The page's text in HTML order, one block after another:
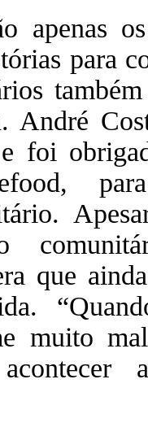
apenas
para
André
foi
que
muito